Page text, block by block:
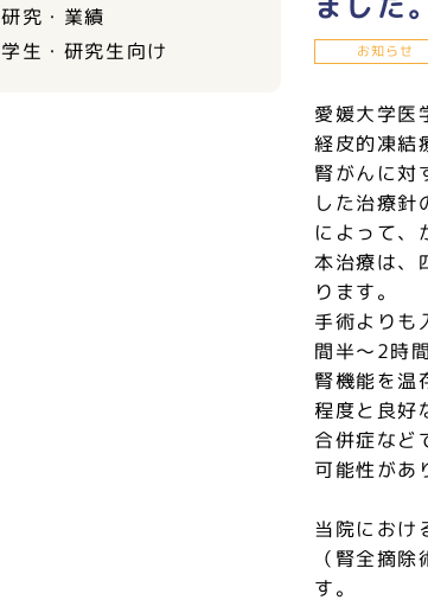
お知らせ
愛媛大学医
経皮的凍結
腎がんに対
した治療
によって、
本治療は、
ります。
手術よりも
間半～2時
腎機能を温
程度と良好
合併症など
可能性があ
当院におけ
（腎全摘
す。
研究・業績
学生・研究生向け